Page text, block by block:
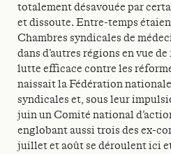
totalement désavouée par
et dissoute. Entre-temps
Chambres syndicales de
dans d’autres régions en vue
lutte efficace contre les
naissait la Fédération
syndicales et, sous leur
juin un Comité national
englobant aussi trois des ex-
juillet et août se déroulent ici